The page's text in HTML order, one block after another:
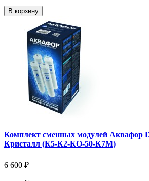
В корзину
Комплект сменных модулей Аквафор
Кристалл (К5-К2-КО-50-К7М)
6 600 ₽